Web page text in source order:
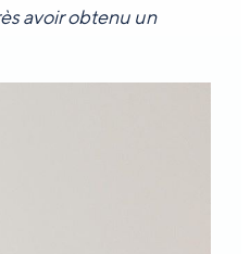
avoir obtenu un